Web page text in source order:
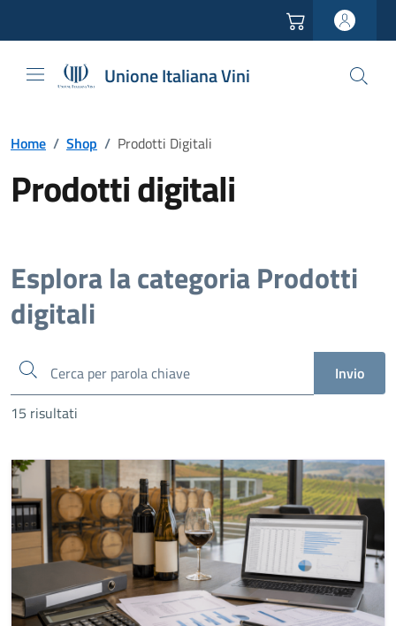
Unione Italiana Vini
Home / Shop / Prodotti Digitali
Prodotti digitali
Esplora la categoria Prodotti
digitali
Cerca
Invio
15 risultati